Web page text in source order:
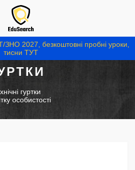
2027, безкоштовні пробні уроки,
тисни ТУТ
гуртки
особистості